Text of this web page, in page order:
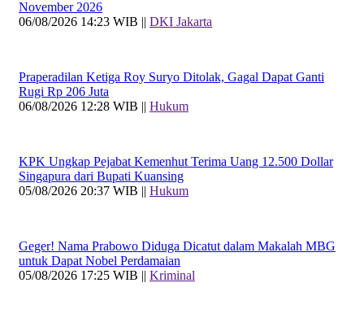
November 2026
06/08/2026 14:23 WIB || DKI Jakarta
Praperadilan Ketiga Roy Suryo Ditolak, Gagal Dapat Ganti
Rugi Rp 206 Juta
06/08/2026 12:28 WIB || Hukum
KPK Ungkap Pejabat Kemenhut Terima Uang 12.500 Dollar
Singapura dari Bupati Kuansing
05/08/2026 20:37 WIB || Hukum
Geger! Nama Prabowo Diduga Dicatut dalam Makalah MBG
untuk Dapat Nobel Perdamaian
05/08/2026 17:25 WIB || Kriminal